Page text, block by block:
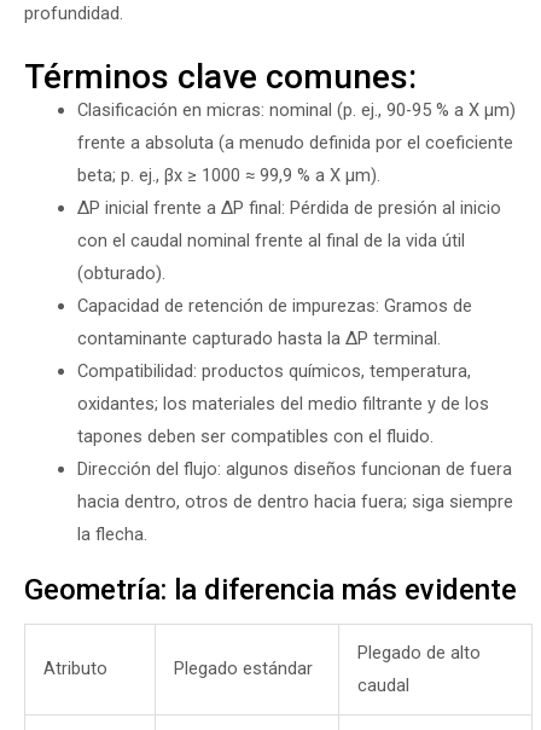
profundidad.
Términos clave comunes:
Clasificación en micras: nominal (p. ej., 90-95 % a X µm)
frente a absoluta (a menudo definida por el coeficiente
beta; p. ej., βx ≥ 1000 ≈ 99,9 % a X µm).
ΔP inicial frente a ΔP final: Pérdida de presión al inicio
con el caudal nominal frente al final de la vida útil
(obturado).
Capacidad de retención de impurezas: Gramos de
contaminante capturado hasta la ΔP terminal.
Compatibilidad: productos químicos, temperatura,
oxidantes; los materiales del medio filtrante y de los
tapones deben ser compatibles con el fluido.
Dirección del flujo: algunos diseños funcionan de fuera
hacia dentro, otros de dentro hacia fuera; siga siempre
la flecha.
Geometría: la diferencia más evidente
Atributo Plegado estándar
Plegado de alto
caudal